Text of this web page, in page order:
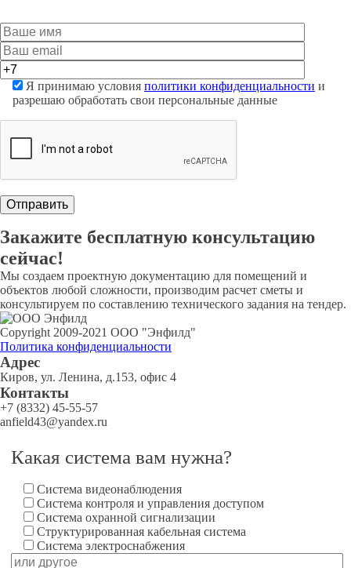
Я принимаю условия политики конфиденциальности и
разрешаю обработать свои персональные данные
Закажите бесплатную консультацию
сейчас!
Мы создаем проектную документацию для помещений и
объектов любой сложности, производим расчет сметы и
консультируем по составлению технического задания на тендер.
Copyright 2009-2021 ООО "Энфилд"
Политика конфиденциальности
Адрес
Киров, ул. Ленина, д.153, офис 4
Контакты
+7 (8332) 45-55-57
anfield43@yandex.ru
Какая система вам нужна?
Система видеонаблюдения
Система контроля и управления доступом
Система охранной сигнализации
Структурированная кабельная система
Система электроснабжения